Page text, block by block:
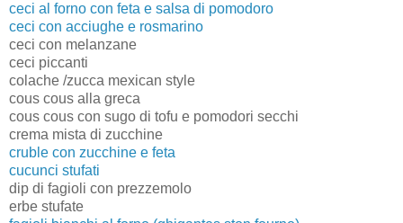
ceci al forno con feta e salsa di pomodoro
ceci con acciughe e rosmarino
ceci con melanzane
ceci piccanti
colache /zucca mexican style
cous cous alla greca
cous cous con sugo di tofu e pomodori secchi
crema mista di zucchine
cruble con zucchine e feta
cucunci stufati
dip di fagioli con prezzemolo
erbe stufate